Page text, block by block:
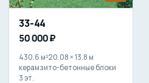
33-44
50 000 ₽
430.6 м²20.08 × 13.8 м
керамзито-бетонные блоки
3 эт.